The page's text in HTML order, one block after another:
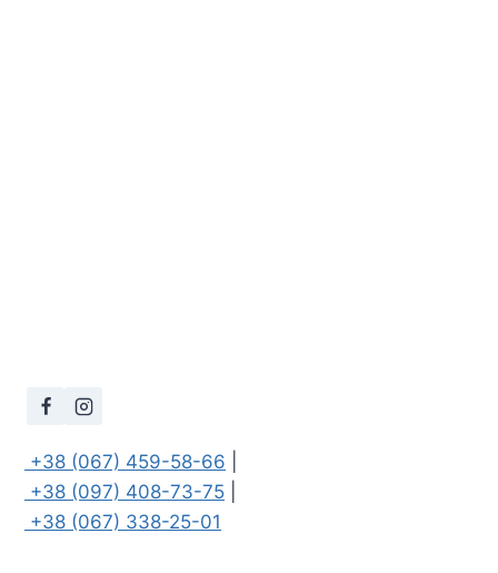
+38 (067) 459-58-66
+38 (097) 408-73-75
+38 (067) 338-25-01